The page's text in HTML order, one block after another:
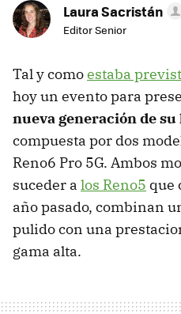
Laura Sacristán
Editor Senior
Tal y comoestaba
hoy un evento para
nueva generación de su
compuesta por dos
Reno6 Pro 5G. Ambos
suceder a los Reno5 que
año pasado, combinan
pulido con una
gama alta.